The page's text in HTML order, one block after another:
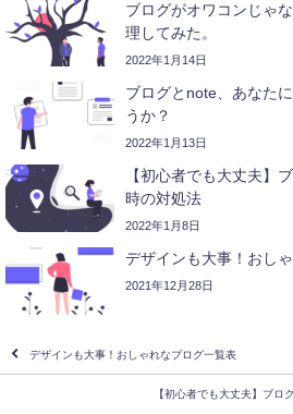
ブログがオワコンじゃ
理してみた。
2022年1月14日
ブログとnote、あなた
うか？
2022年1月13日
【初心者でも大丈夫】
時の対処法
2022年1月8日
デザインも大事！おし
2021年12月28日
デザインも大事！おしゃれなブログ一覧表
【初心者でも大丈夫】ブロ